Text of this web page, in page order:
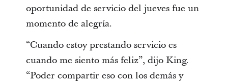
oportunidad de servicio del jueves fue un
momento de alegría.
“Cuando estoy prestando servicio es
cuando me siento más feliz”, dijo King.
“Poder compartir eso con los demás y